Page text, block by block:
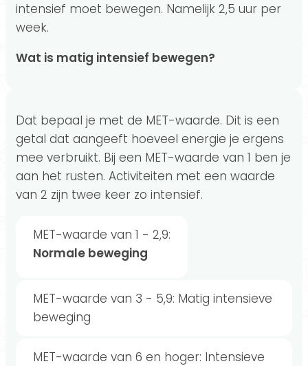
intensief moet bewegen. Namelijk 2,5 uur per
week.
Wat is matig intensief bewegen?
Dat bepaal je met de MET-waarde. Dit is een
getal dat aangeeft hoeveel energie je ergens
mee verbruikt. Bij een MET-waarde van 1 ben je
aan het rusten. Activiteiten met een waarde
van 2 zijn twee keer zo intensief.
MET-waarde van 1 - 2,9:
Normale beweging
MET-waarde van 3 - 5,9: Matig intensieve
beweging
MET-waarde van 6 en hoger: Intensieve